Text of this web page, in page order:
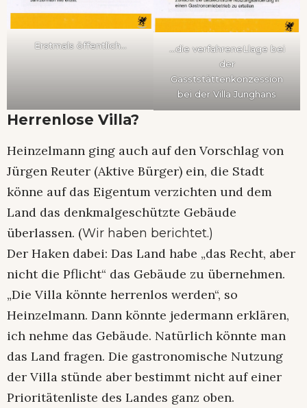
Erstmals öffentlich…
…die verfahreneLlage bei
der
Gasststättenkonzession
bei der Villa Junghans
Herrenlose Villa?
Heinzelmann ging auch auf den Vorschlag von
Jürgen Reuter (Aktive Bürger) ein, die Stadt
könne auf das Eigentum verzichten und dem
Land das denkmalgeschützte Gebäude
überlassen. (Wir haben berichtet.)
Der Haken dabei: Das Land habe „das Recht, aber
nicht die Pflicht“ das Gebäude zu übernehmen.
„Die Villa könnte herrenlos werden“, so
Heinzelmann. Dann könnte jedermann erklären,
ich nehme das Gebäude. Natürlich könnte man
das Land fragen. Die gastronomische Nutzung
der Villa stünde aber bestimmt nicht auf einer
Prioritätenliste des Landes ganz oben.